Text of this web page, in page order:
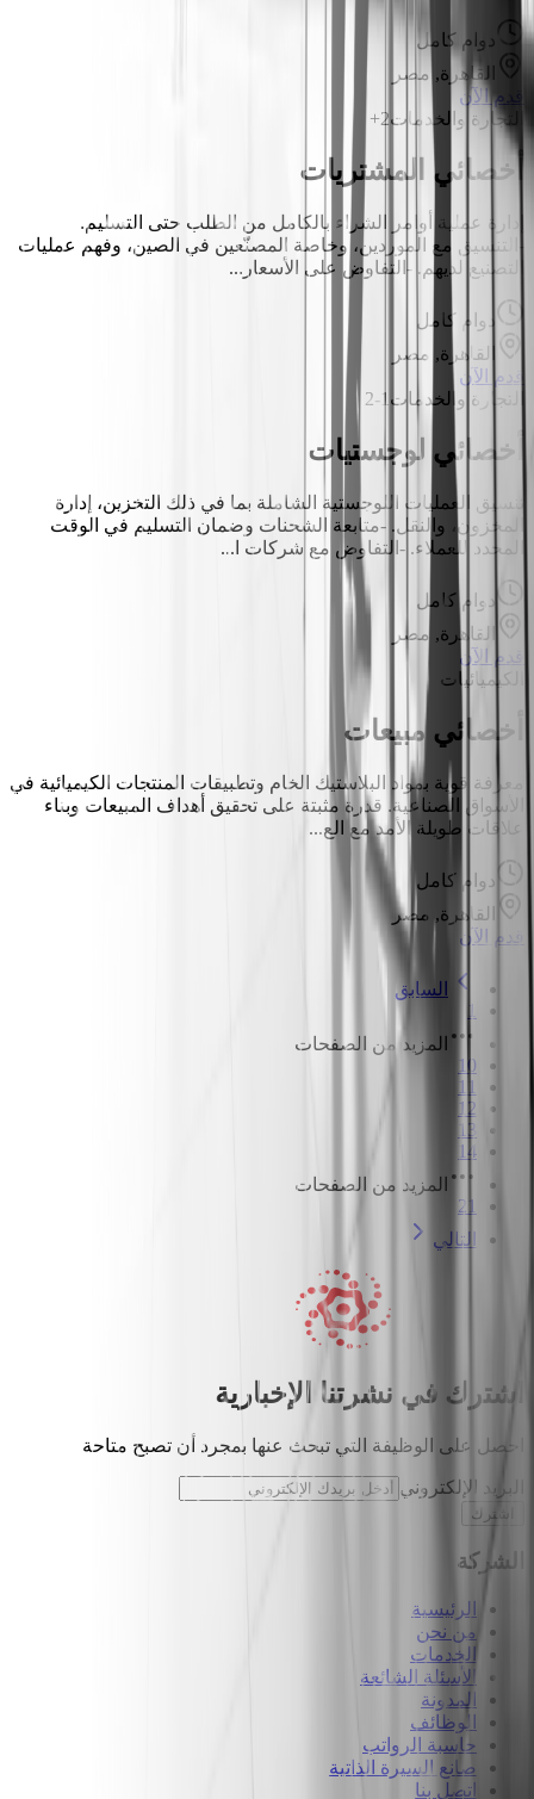
دوام كامل
القاهرة, مصر
قدم الآن
التجارة والخدمات2+
أخصائي المشتريات
إدارة عملية أوامر الشراء بالكامل من الطلب حتى التسليم.
-التنسيق مع الموردين، وخاصة المصنّعين في الصين، وفهم عمليات
التصنيع لديهم. -التفاوض على الأسعار...
دوام كامل
القاهرة, مصر
قدم الآن
التجارة والخدمات 1-2
أخصائي لوجستيات
تنسيق العمليات اللوجستية الشاملة بما في ذلك التخزين، إدارة
المخزون، والنقل. -متابعة الشحنات وضمان التسليم في الوقت
المحدد للعملاء. -التفاوض مع شركات ا...
دوام كامل
القاهرة, مصر
قدم الآن
الكيميائيات
أخصائي مبيعات
معرفة قوية بمواد البلاستيك الخام وتطبيقات المنتجات الكيميائية في
الأسواق الصناعية. قدرة مثبتة على تحقيق أهداف المبيعات وبناء
علاقات طويلة الأمد مع الع...
دوام كامل
القاهرة, مصر
قدم الآن
السابق
1
المزيد من الصفحات
10
11
12
13
14
المزيد من الصفحات
21
التالي
اشترك في نشرتنا الإخبارية
احصل على الوظيفة التي تبحث عنها بمجرد أن تصبح متاحة
البريد الإلكتروني
اشترك
الشركة
الرئيسية
من نحن
الخدمات
الأسئلة الشائعة
المدونة
الوظائف
حاسبة الرواتب
صانع السيرة الذاتية
اتصل بنا